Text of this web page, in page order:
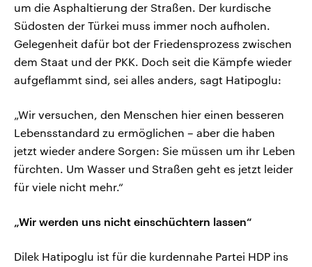
um die Asphaltierung der Straßen. Der kurdische
Südosten der Türkei muss immer noch aufholen.
Gelegenheit dafür bot der Friedensprozess zwischen
dem Staat und der PKK. Doch seit die Kämpfe wieder
aufgeflammt sind, sei alles anders, sagt Hatipoglu:
„Wir versuchen, den Menschen hier einen besseren
Lebensstandard zu ermöglichen – aber die haben
jetzt wieder andere Sorgen: Sie müssen um ihr Leben
fürchten. Um Wasser und Straßen geht es jetzt leider
für viele nicht mehr.“
„Wir werden uns nicht einschüchtern lassen“
Dilek Hatipoglu ist für die kurdennahe Partei HDP ins